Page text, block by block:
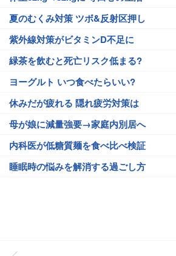
夏のむくみ対策 ツボ&反射区押し
紫外線対策がビタミンD不足に
緑茶を飲むと死亡リスク低まる?
ヨーグルト いつ食べたらいい?
休みだが疲れる 隠れ疲労対策は
母が娘に減量強要→家庭内別居へ
内科医が低糖質麺を食べ比べ検証
睡眠時の悩みを解消する過ごし方